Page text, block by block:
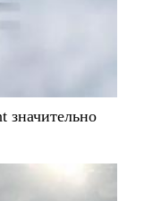
значительно